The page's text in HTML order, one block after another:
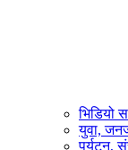
भिडियो
युवा,
पर्यटन,